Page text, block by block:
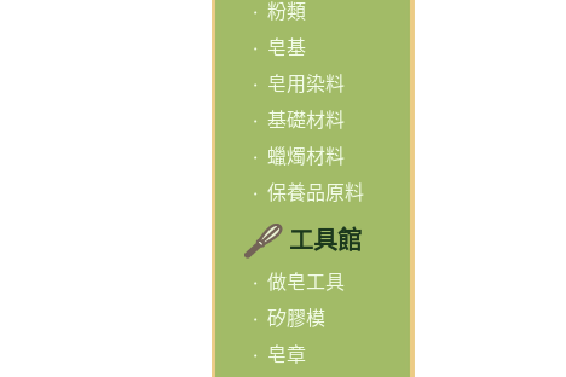
粉類
皂基
皂用染料
基礎材料
蠟燭材料
保養品原料
工具館
做皂工具
矽膠模
皂章